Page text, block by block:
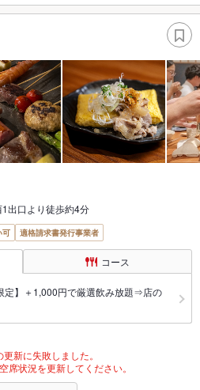
出口より徒歩約4分
可 適格請求書発行事業者
コース
定】＋1,000円で厳選飲み放題⇒店の
新に失敗しました。
席状況を更新してください。